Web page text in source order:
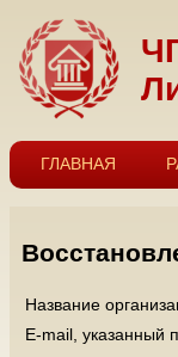
ГЛАВНАЯ
Название
E-mail, указанный